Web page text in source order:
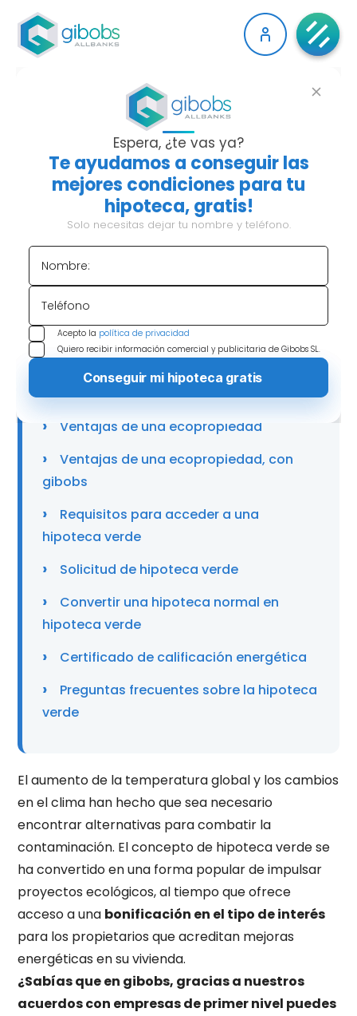
Espera, ¿te vas ya?
Te ayudamos a conseguir las
mejores condiciones para tu
hipoteca, gratis!
Solo necesitas dejar tu nombre y teléfono.
Nombre:
Teléfono
Acepto la política de privacidad
Quiero recibir información comercial y publicitaria de Gibobs SL.
HIPOTECAS VERDES:
CÓMO ACCEDER A
ESTE NOVEDOSO
MÉTODO DE
FINANCIACIÓN
Hipotecas verdes
Qué incluye una hipoteca verde
Ventajas de una ecopropiedad
Ventajas de una ecopropiedad, con
gibobs
Requisitos para acceder a una
hipoteca verde
Solicitud de hipoteca verde
Convertir una hipoteca normal en
hipoteca verde
Certificado de calificación energética
Preguntas frecuentes sobre la hipoteca
verde
El aumento de la temperatura global y los cambios
en el clima han hecho que sea necesario
encontrar alternativas para combatir la
contaminación. El concepto de hipoteca verde se
ha convertido en una forma popular de impulsar
proyectos ecológicos, al tiempo que ofrece
acceso a una bonificación en el tipo de interés
para los propietarios que acreditan mejoras
energéticas en su vivienda.
¿Sabías que en gibobs, gracias a nuestros
acuerdos con empresas de primer nivel puedes